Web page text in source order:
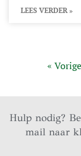
LEES VERDER »
« Vorige
Hulp nodig?
mail naar